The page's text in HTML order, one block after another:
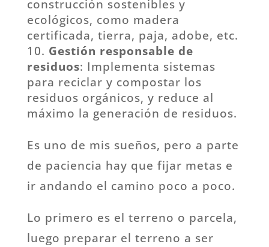
construcción sostenibles y
ecológicos, como madera
certificada, tierra, paja, adobe, etc.
Gestión responsable de
residuos: Implementa sistemas
para reciclar y compostar los
residuos orgánicos, y reduce al
máximo la generación de residuos.
Es uno de mis sueños, pero a parte
de paciencia hay que fijar metas e
ir andando el camino poco a poco.
Lo primero es el terreno o parcela,
luego preparar el terreno a ser